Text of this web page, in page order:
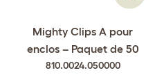
Mighty Clips A pour
enclos – Paquet de 50
810.0024.050000